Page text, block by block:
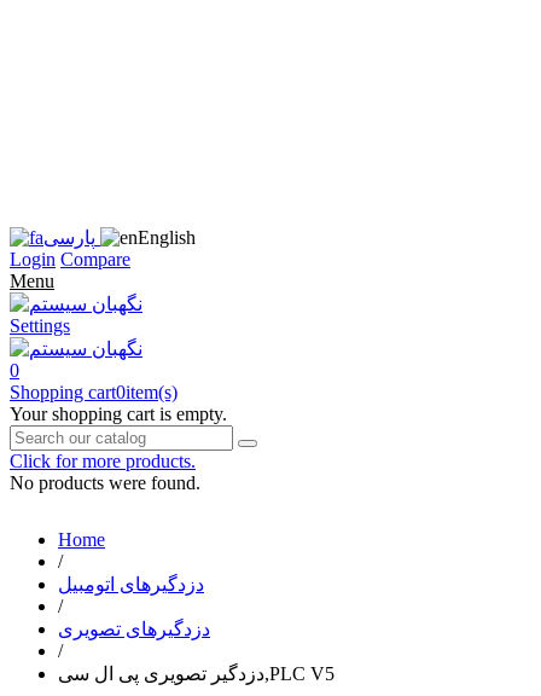
پارسی
English
Login Compare
Menu
Settings
0
Shopping cart0item(s)
Your shopping cart is empty.
Click for more products.
No products were found.
Home
/
دزدگیرهای اتومبیل
/
دزدگیرهای تصویری
/
دزدگیر تصویری پی ال سی,PLC V5